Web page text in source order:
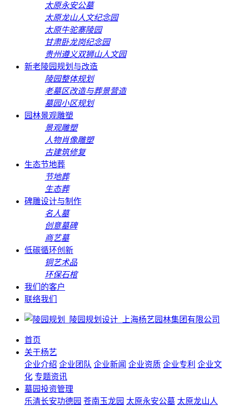
太原永安公墓
太原龙山人文纪念园
太原牛驼寨陵园
甘肃卧龙岗纪念园
贵州遵义双狮山人文园
新老陵园规划与改造
陵园整体规划
老墓区改造与葬景营造
墓园小区规划
园林景观雕塑
景观雕塑
人物肖像雕塑
古建筑修复
生态节地葬
节地葬
生态葬
碑雕设计与制作
名人墓
创意墓碑
商艺墓
低碳循环创新
铜艺术品
环保石棺
我们的客户
联络我们
首页
关于杨艺
企业介绍 企业团队 企业新闻 企业资质 企业专利 企业文
化 专题资讯
墓园投资管理
乐清长安功德园 苍南玉龙园 太原永安公墓 太原龙山人